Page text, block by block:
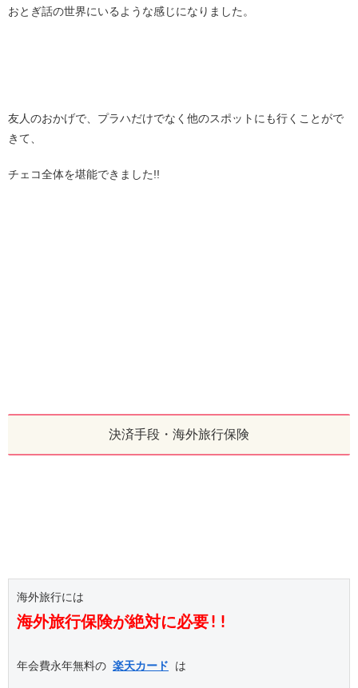
おとぎ話の世界にいるような感じになりました。
友人のおかげで、プラハだけでなく他のスポットにも行くことがで
きて、
チェコ全体を堪能できました!!
決済手段・海外旅行保険
海外旅行保険が絶対に必要!!
年会費永年無料の 楽天カード は